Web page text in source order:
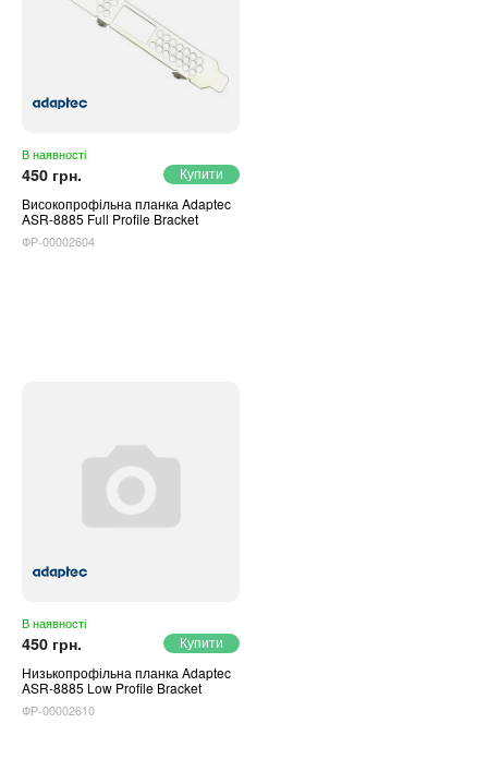
В наявності
450 грн.
Високопрофільна планка Adaptec
ASR-8885 Full Profile Bracket
ФР-00002604
В наявності
450 грн.
Низькопрофільна планка Adaptec
ASR-8885 Low Profile Bracket
ФР-00002610